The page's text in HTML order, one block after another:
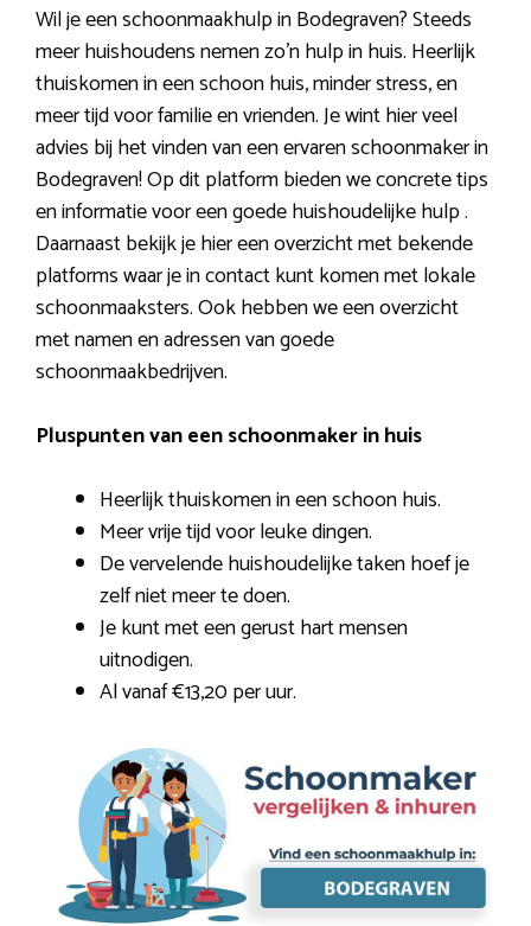
Wil je een schoonmaakhulp in Bodegraven? Steeds
meer huishoudens nemen zo’n hulp in huis. Heerlijk
thuiskomen in een schoon huis, minder stress, en
meer tijd voor familie en vrienden. Je wint hier veel
advies bij het vinden van een ervaren schoonmaker in
Bodegraven! Op dit platform bieden we concrete tips
en informatie voor een goede huishoudelijke hulp .
Daarnaast bekijk je hier een overzicht met bekende
platforms waar je in contact kunt komen met lokale
schoonmaaksters. Ook hebben we een overzicht
met namen en adressen van goede
schoonmaakbedrijven.
Pluspunten van een schoonmaker in huis
Heerlijk thuiskomen in een schoon huis.
Meer vrije tijd voor leuke dingen.
De vervelende huishoudelijke taken hoef je
zelf niet meer te doen.
Je kunt met een gerust hart mensen
uitnodigen.
Al vanaf €13,20 per uur.